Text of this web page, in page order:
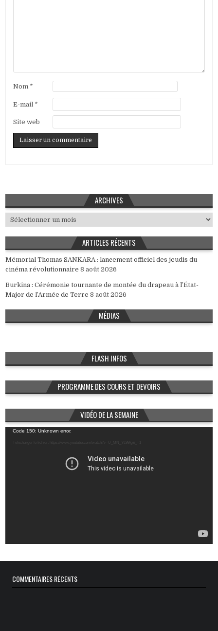
Nom *
E-mail *
Site web
ARCHIVES
Archives
ARTICLES RÉCENTS
Mémorial Thomas SANKARA : lancement officiel des jeudis du
cinéma révolutionnaire 8 août 2026
Burkina : Cérémonie tournante de montée du drapeau à l’État-
Major de l’Armée de Terre 8 août 2026
MÉDIAS
FLASH INFOS
PROGRAMME DES COURS ET DEVOIRS
VIDÉO DE LA SEMAINE
Lecteur
vidéo
Code 150: Unknown error.
Télécharger le fichier: https://www.youtube.com/watch?v=U_MN_YL99Ig&_=1
COMMENTAIRES RÉCENTS